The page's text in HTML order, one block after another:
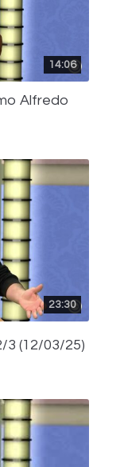
14:06
Alfredo
23:30
3 (12/03/25)